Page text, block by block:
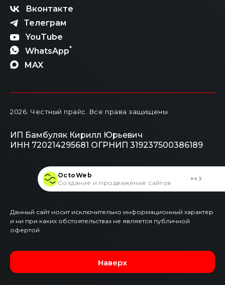
Вконтакте
Телеграм
YouTube
WhatsApp*
MAX
2026 . Честный прайс. Все права защищены.
ИП Бамбуляк Кирилл Юрьевич
ИНН 720214295681 ОГРНИП 319237500386189
Данный сайт носит исключительно информационный характер
и ни при каких обстоятельствах не является публичной
офертой
Наверх
OctoWeb
Создание и продвижение сайтов